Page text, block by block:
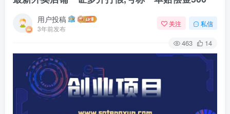
用户投稿
3年前发布
关注 私信
463 14